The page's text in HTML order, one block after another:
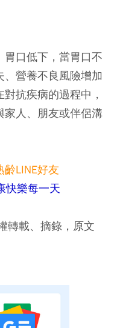
口低下，當胃口不
營養不良風險增加
抗疾病的過程中，
家人、朋友或伴侶溝
齡LINE好友
快樂每一天
轉載、摘錄，原文